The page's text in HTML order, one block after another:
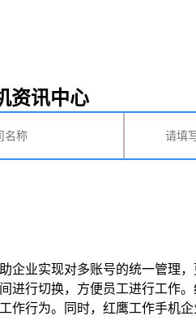
资讯中心
企业实现对多账号的统一管理
进行切换，方便员工进行工作
作行为。同时，红鹰工作手机